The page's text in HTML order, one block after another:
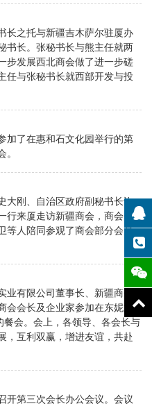
长之托与新疆吉木萨尔驻厦办
书长。张秘书长与熊主任就两
步发展西北商会做了进一步磋
任与张秘书长就西部开发与投
加了在惠和石文化园举行的第
大刚、自治区政府副秘书长许
行来厦走访新疆商会，商会会
等人陪同参观了商会部分会员
有限公司董事长、新疆商会
会会长及企业家参加在东妮娅
餐会。会上，各领导、各会长与
，互利双赢，增进友谊，共赴
开第三次会长办公会议。会议